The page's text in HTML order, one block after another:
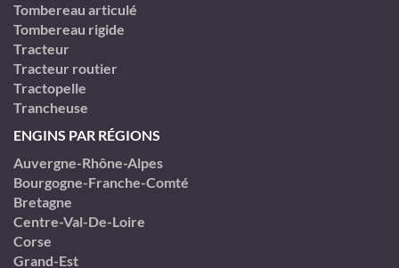
Tombereau articulé
Tombereau rigide
Tracteur
Tracteur routier
Tractopelle
Trancheuse
ENGINS PAR RÉGIONS
Auvergne-Rhône-Alpes
Bourgogne-Franche-Comté
Bretagne
Centre-Val-De-Loire
Corse
Grand-Est